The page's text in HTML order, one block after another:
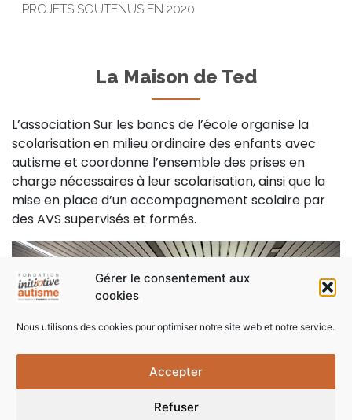
Gérer le consentement aux
cookies
Nous utilisons des cookies pour optimiser notre site web et notre service.
Accepter
Refuser
PROJETS SOUTENUS EN 2020
La Maison de Ted
L’association Sur les bancs de l’école organise la
scolarisation en milieu ordinaire des enfants avec
autisme et coordonne l’ensemble des prises en
charge nécessaires à leur scolarisation, ainsi que la
mise en place d’un accompagnement scolaire par
des AVS supervisés et formés.